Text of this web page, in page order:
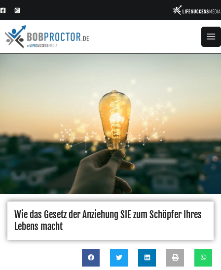
Inhalt
springen
Wie das Gesetz der Anziehung SIE zum Schöpfer Ihres
Lebens macht